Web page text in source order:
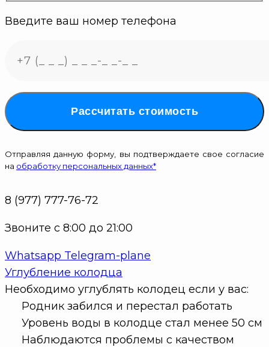
Введите ваш номер телефона
Рассчитать стоимость
Отправляя данную форму, вы подтверждаете свое согласие
на обработку персональных данных*
8 (977) 777-76-72
Звоните с 8:00 до 21:00
Whatsapp Telegram-plane
Углубление колодца
Необходимо углублять колодец если у вас:
Родник забился и перестал работать
Уровень воды в колодце стал менее 50 см
Наблюдаются проблемы с качеством